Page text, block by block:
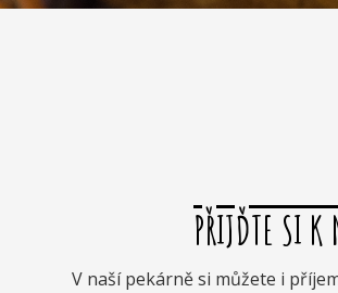
PŘIJĎTE SI K
V naší pekárně si můžete i